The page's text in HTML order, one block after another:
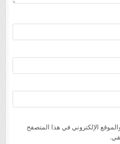
الإلكتروني في هذا المتصفح